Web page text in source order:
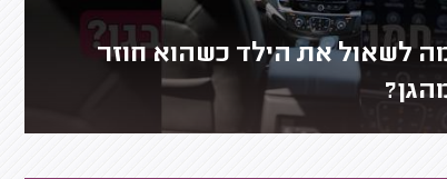
לשאול את הילד כשהוא חוזר